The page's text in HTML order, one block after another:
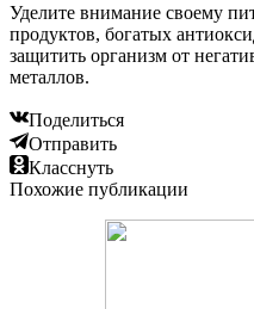
Уделите внимание своему
продуктов, богатых
защитить организм от
металлов.
Поделиться
Отправить
Класснуть
Похожие публикации